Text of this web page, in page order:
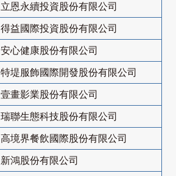
立恩永續投資股份有限公司
得益國際投資股份有限公司
安心健康股份有限公司
特堤服飾國際開發股份有限公司
壹畫影業股份有限公司
瑞聯生態科技股份有限公司
高境界餐飲國際股份有限公司
新鴻股份有限公司